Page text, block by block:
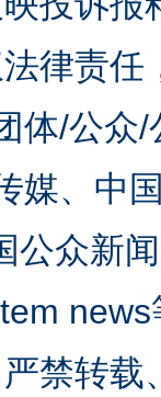
律责
体/公众
媒、中
公众新
禁转